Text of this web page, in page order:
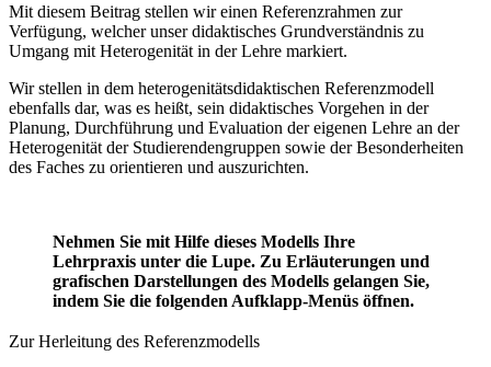
Mit diesem Beitrag stellen wir einen Referenzrahmen zur
Verfügung, welcher unser didaktisches Grundverständnis zu
Umgang mit Heterogenität in der Lehre markiert.
Wir stellen in dem heterogenitätsdidaktischen Referenzmodell
ebenfalls dar, was es heißt, sein didaktisches Vorgehen in der
Planung, Durchführung und Evaluation der eigenen Lehre an der
Heterogenität der Studierendengruppen sowie der Besonderheiten
des Faches zu orientieren und auszurichten.
Nehmen Sie mit Hilfe dieses Modells Ihre
Lehrpraxis unter die Lupe. Zu Erläuterungen und
grafischen Darstellungen des Modells gelangen Sie,
indem Sie die folgenden Aufklapp-Menüs öffnen.
Zur Herleitung des Referenzmodells